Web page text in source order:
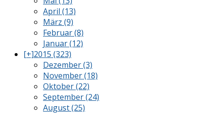
April (13)
März (9)
Februar (8)
Januar (12)
[+]2015 (323)
Dezember (3)
November (18)
Oktober (22)
September (24)
August (25)